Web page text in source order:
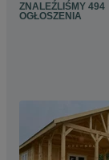
ZNALEŹLIŚMY 494
OGŁOSZENIA